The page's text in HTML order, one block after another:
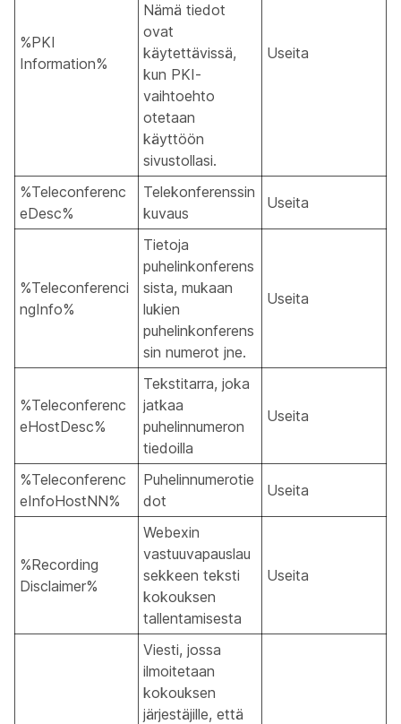
%PKI
Information%
Nämä tiedot
ovat
käytettävissä,
kun PKI-
vaihtoehto
otetaan
käyttöön
sivustollasi.
Useita
%Teleconferenc
eDesc%
Telekonferenssin
kuvaus
Useita
%Teleconferenci
ngInfo%
Tietoja
puhelinkonferens
sista, mukaan
lukien
puhelinkonferens
sin numerot jne.
Useita
%Teleconferenc
eHostDesc%
Tekstitarra, joka
jatkaa
puhelinnumeron
tiedoilla
Useita
%Teleconferenc
eInfoHostNN%
Puhelinnumerotie
dot
Useita
%Recording
Disclaimer%
Webexin
vastuuvapauslau
sekkeen teksti
kokouksen
tallentamisesta
Useita
Viesti, jossa
ilmoitetaan
kokouksen
järjestäjille, että